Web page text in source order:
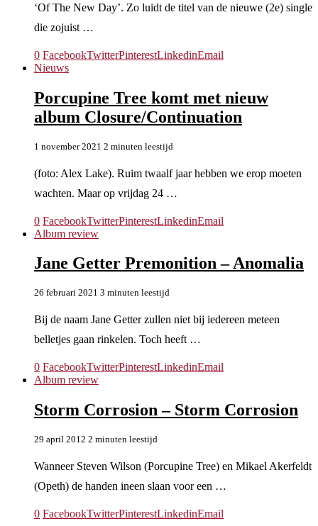
‘Of The New Day’. Zo luidt de titel van de nieuwe (2e) single
die zojuist …
0 FacebookTwitterPinterestLinkedinEmail
Nieuws
Porcupine Tree komt met nieuw
album Closure/Continuation
1 november 2021 2 minuten leestijd
(foto: Alex Lake). Ruim twaalf jaar hebben we erop moeten
wachten. Maar op vrijdag 24 …
0 FacebookTwitterPinterestLinkedinEmail
Album review
Jane Getter Premonition – Anomalia
26 februari 2021 3 minuten leestijd
Bij de naam Jane Getter zullen niet bij iedereen meteen
belletjes gaan rinkelen. Toch heeft …
0 FacebookTwitterPinterestLinkedinEmail
Album review
Storm Corrosion – Storm Corrosion
29 april 2012 2 minuten leestijd
Wanneer Steven Wilson (Porcupine Tree) en Mikael Akerfeldt
(Opeth) de handen ineen slaan voor een …
0 FacebookTwitterPinterestLinkedinEmail